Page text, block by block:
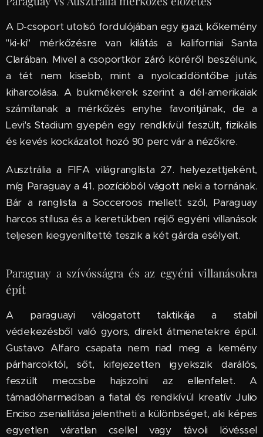
A D-csoport utolsó fordulójában egy igazi, kőkemény
"ki-ki" mérkőzésre van kilátás a kaliforniai Santa
Clarában. Mivel a csoportkör záró köréről beszélünk,
a tét nem kisebb, mint a nyolcaddöntőbe jutás
kiharcolása. A bukmékerek szerint a dél-amerikaiak
számítanak a mérkőzés enyhe favoritjának, de a
Levi's Stadium gyepén egy rendkívül feszült, fizikális
és kevés kockázatot hozó 90 perc vár a nézőkre.
Ausztrália a FIFA világranglista 27. helyezettjeként,
míg Paraguay a 41. pozícióból vágott neki a tornának.
Bár a ranglista a Socceroos mellett szól, Paraguay
harcos stílusa és a keretükben rejlő egyéni villanások
teljesen kiegyenlítetté teszik a két gárda esélyeit.
Paraguay a szívósságra és az egyéni villanásokra
épít
A paraguayi válogatott taktikája a stabil
védekezésből való gyors, direkt átmenetekre épül.
Gustavo Alfaro csapata nem riad meg a kemény
párharcoktól, sőt, kifejezetten igyekszik darálós,
feszült meccsbe hajszolni az ellenfelet. A
támadóharmadban a fiatal és rendkívül kreatív Julio
Enciso zsenialitása jelentheti a különbséget, aki képes
egyetlen váratlan csellel vagy távoli lövéssel